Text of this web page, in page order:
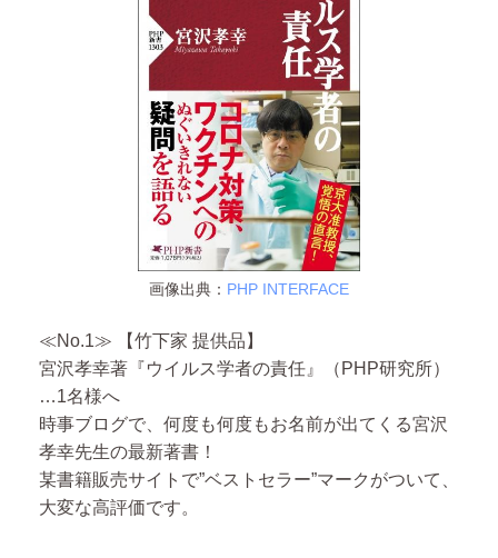
画像出典： PHP INTERFACE
≪No.1≫ 【竹下家 提供品】
宮沢孝幸著『ウイルス学者の責任』
（PHP研究所）
…1名様へ
時事ブログで、何度も何度もお名前が出てくる宮沢
孝幸先生の最新著書！
某書籍販売サイトで”ベストセラー”マークがついて、
大変な高評価です。